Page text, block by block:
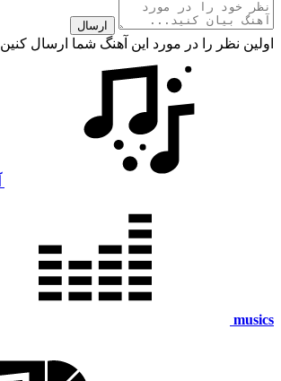
ارسال
اولین نظر را در مورد این آهنگ شما ارسال کنین
musics